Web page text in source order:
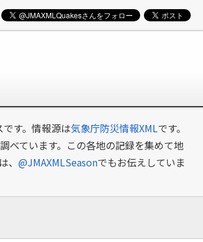
す。情報源は気象庁防災情報XMLです。
べています。この各地の記録を集めて地
、 @JMAXMLSeasonでもお伝えしていま